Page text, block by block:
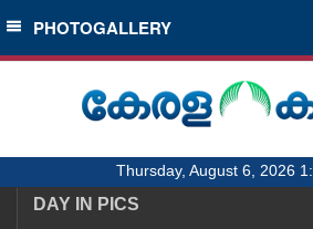
SECTIONS
HOME
NOTIFIED NEWS
PHOTOGALLERY
Thursday, August 6, 2026
DAY IN PICS